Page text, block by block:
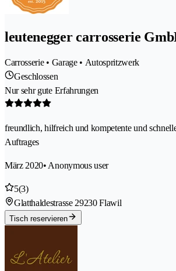
leutenegger carrosserie
Carrosserie • Garage • Autospritzwerk
Geschlossen
Nur sehr gute Erfahrungen
freundlich, hilfreich und kompetente und
Auftrages
März 2020• Anonymous user
5(3)
Glatthaldestrasse 29230 Flawil
Tisch reservieren